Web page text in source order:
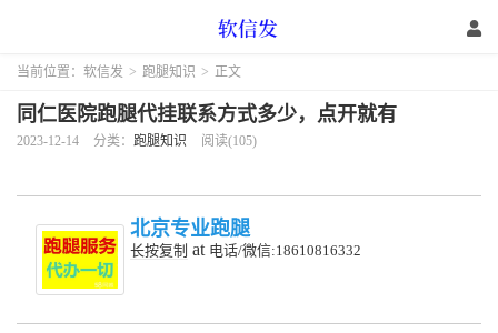
当前位置： 软信发 > 跑腿知识 > 正文
同仁医院跑腿代挂联系方式多少，点开就有
2023-12-14 分类： 跑腿知识 阅读(105)
北京专业跑腿
长按复制 at 电话/微信:18610816332